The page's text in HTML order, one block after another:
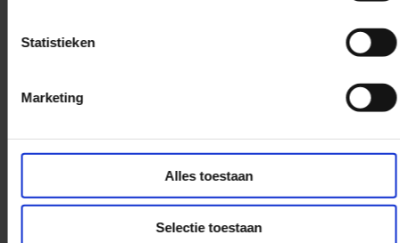
Statistieken
Marketing
Alles toestaan
Selectie toestaan
Zo kan je de komende
verzameling opbouwen.
jouw Sintbox verzameling